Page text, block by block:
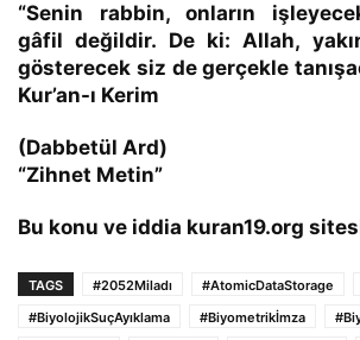
“Senin rabbin, onların
gâfil değildir. De ki: Allah,
gösterecek siz de gerçekle
Kur’an-ı Kerim
(Dabbetül Ard)
“Zihnet Metin”
Bu konu ve iddia kuran19.org
TAGS #2052Miladı #AtomicDataStorage
#BiyolojikSuçAyıklama
#Biyometrikİmza